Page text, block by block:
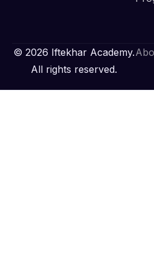
© 2026 Iftekhar Academy.
All rights reserved.